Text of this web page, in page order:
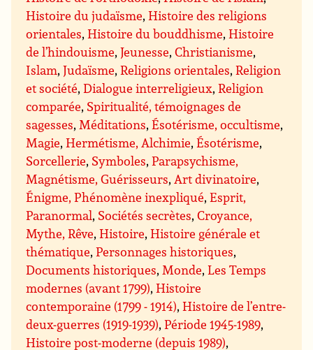
Histoire du judaïsme,Histoire des religions
orientales,Histoire du bouddhisme,Histoire
de l’hindouisme,Jeunesse,Christianisme,
Islam,Judaïsme,Religions orientales,Religion
et société,Dialogue interreligieux,Religion
comparée, Spiritualité, témoignages de
sagesses, Méditations,Ésotérisme, occultisme,
Magie,Hermétisme, Alchimie,Ésotérisme,
Sorcellerie, Symboles,Parapsychisme,
Magnétisme, Guérisseurs, Art divinatoire,
Énigme, Phénomène inexpliqué,Esprit,
Paranormal, Sociétés secrètes,Croyance,
Mythe, Rêve,Histoire,Histoire générale et
thématique,Personnages historiques,
Documents historiques, Monde,Les Temps
modernes (avant 1799),Histoire
contemporaine (1799 - 1914),Histoire de l’entre-
deux-guerres (1919-1939),Période 1945-1989,
Histoire post-moderne (depuis 1989),